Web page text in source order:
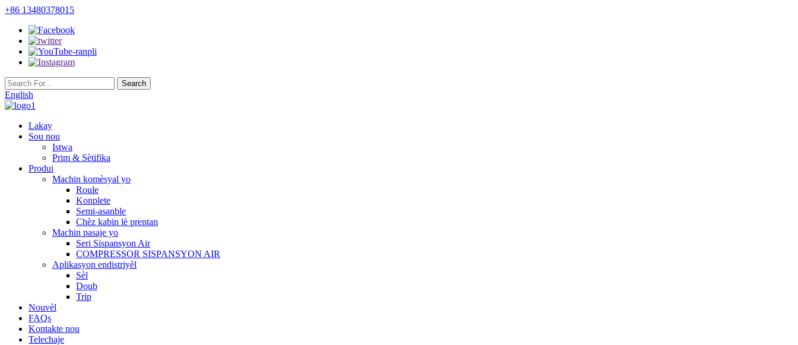
+86 13480378015
English
Lakay
Sou nou
Istwa
Prim & Sètifika
Produi
Machin komèsyal yo
Roule
Konplete
Semi-asanble
Chèz kabin lè prentan
Machin pasaje yo
Seri Sispansyon Air
COMPRESSOR SISPANSYON AIR
Aplikasyon endistriyèl
Sèl
Doub
Trip
Nouvèl
FAQs
Kontakte nou
Telechaje